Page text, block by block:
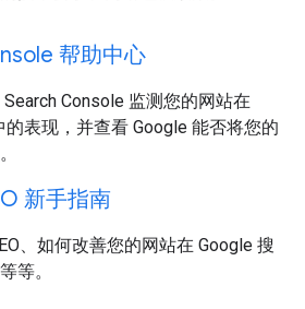
帮助中心
Console 监测您的网站在
的表现，并查看 Google 能否将您的
新手指南
、如何改善您的网站在 Google 搜
等。